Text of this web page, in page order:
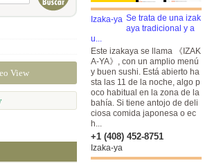
View
Se trata de una izak
aya tradicional y a
u...
Este izakaya se llama 《IZAK
A-YA》, con un amplio menú
y buen sushi. Está abierto ha
sta las 11 de la noche, algo p
oco habitual en la zona de la
bahía. Si tiene antojo de deli
ciosa comida japonesa o ec
h...
+1 (408) 452-8751
Izaka-ya